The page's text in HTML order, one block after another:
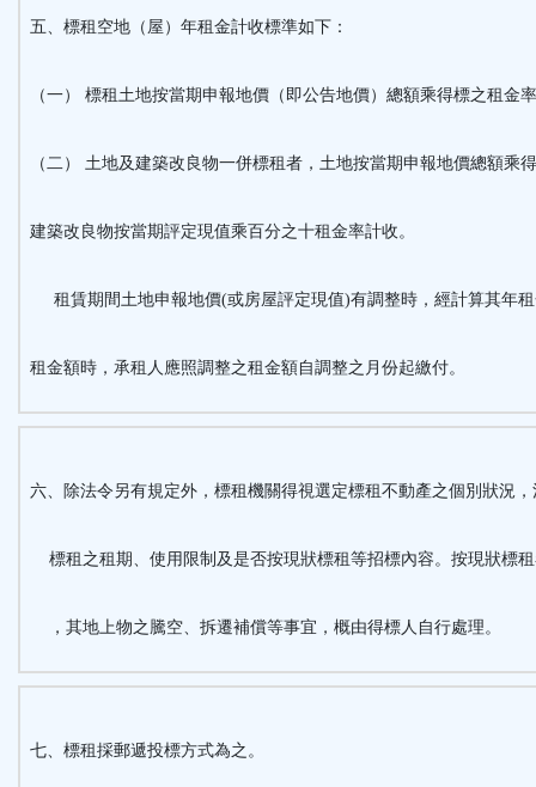
五、標租空地（屋）年租金計收標準如下：
（一） 標租土地按當期申報地價（即公告地價）總額乘得標之租金
（二） 土地及建築改良物一併標租者，土地按當期申報地價總額乘
建築改良物按當期評定現值乘百分之十租金率計收。
租賃期間土地申報地價(或房屋評定現值)有調整時，經計算其年
租金額時，承租人應照調整之租金額自調整之月份起繳付。
六、除法令另有規定外，標租機關得視選定標租不動產之個別狀況，
標租之租期、使用限制及是否按現狀標租等招標內容。按現狀標
，其地上物之騰空、拆遷補償等事宜，概由得標人自行處理。
七、標租採郵遞投標方式為之。